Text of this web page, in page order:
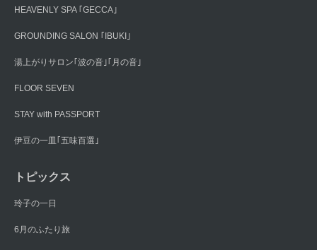
HEAVENLY SPA ｢GECCA｣
GROUNDING SALON ｢IBUKI｣
湯上がりサロン｢波の音｣｢月の音｣
FLOOR SEVEN
STAY with PASSPORT
伊豆の一皿｢五味百選｣
トピックス
玲子の一日
6月のふたり旅